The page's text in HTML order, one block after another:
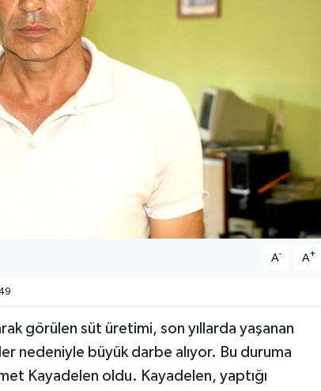
A- A+
görülen süt üretimi, son yıllarda yaşanan
nedeniyle büyük darbe alıyor. Bu duruma
Kayadelen oldu. Kayadelen, yaptığı